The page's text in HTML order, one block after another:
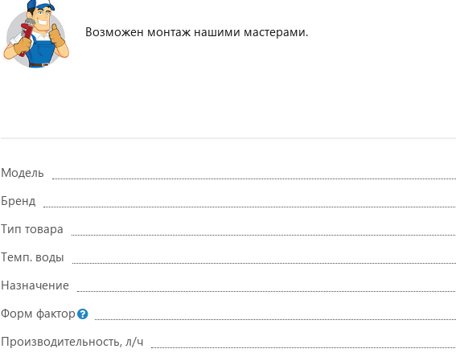
Возможен монтаж нашими мастерами.
Модель
Бренд
Тип товара
Темп. воды
Назначение
Форм фактор
Производительность, л/ч